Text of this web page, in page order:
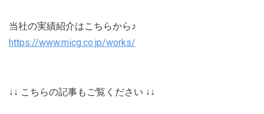
当社の実績紹介はこちらから♪
https://www.micg.co.jp/works/
↓↓ こちらの記事もご覧ください ↓↓